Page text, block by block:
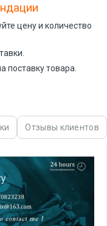
цену и количество
поставку товара.
Отзывы клиентов